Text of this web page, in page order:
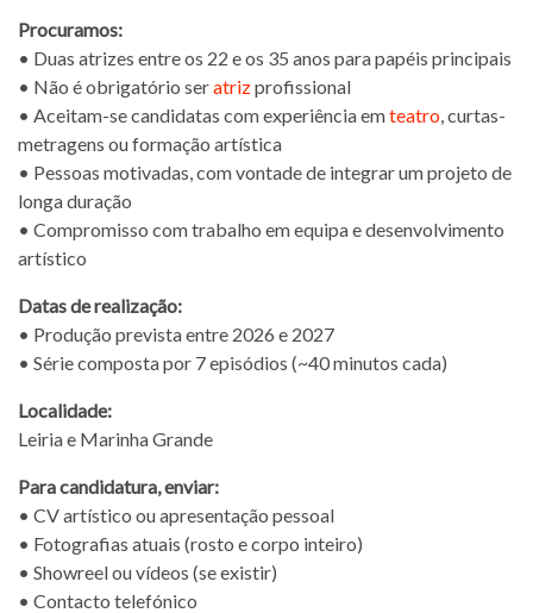
Procuramos:
• Duas atrizes entre os 22 e os 35 anos para papéis principais
• Não é obrigatório seratrizprofissional
• Aceitam-se candidatas com experiência emteatro, curtas-
metragens ou formação artística
• Pessoas motivadas, com vontade de integrar um projeto de
longa duração
• Compromisso com trabalho em equipa e desenvolvimento
artístico
Datas de realização:
• Produção prevista entre 2026 e 2027
• Série composta por 7 episódios (~40 minutos cada)
Localidade:
Leiria e Marinha Grande
Para candidatura, enviar:
• CV artístico ou apresentação pessoal
• Fotografias atuais (rosto e corpo inteiro)
• Showreel ou vídeos (se existir)
• Contacto telefónico